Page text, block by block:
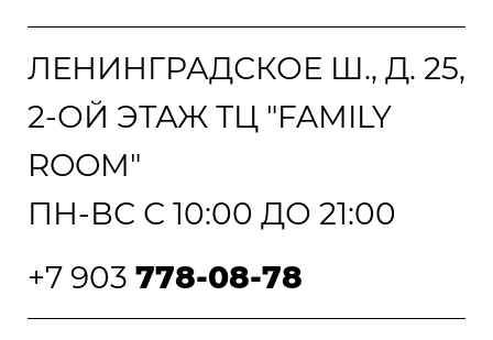
ЛЕНИНГРАДСКОЕ Ш., Д. 25,
2-ОЙ ЭТАЖ ТЦ "FAMILY
ROOM"
ПН-ВС С 10:00 ДО 21:00
+7 903 778-08-78